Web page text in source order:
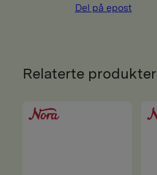
Del på epost
Relaterte produkter